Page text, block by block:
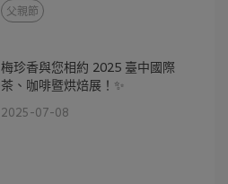
父親節
梅珍香與您相約 2025 臺中國際
茶、咖啡暨烘焙展！✨
2025-07-08